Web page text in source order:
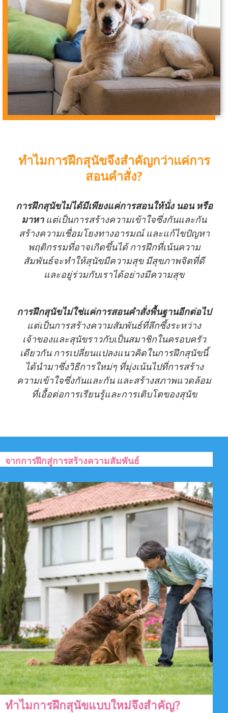
ทำไมการฝึกสุนัขจึงสำคัญกว่าแค่การ
สอนคำสั่ง?
การฝึกสุนัขไม่ได้มีเพียงแค่การสอนให้นั่ง นอน หรือ
มาหาแต่เป็นการสร้างความเข้าใจซึ่งกันและกัน
สร้างความเชื่อมโยงทางอารมณ์ และแก้ไขปัญหา
พฤติกรรมที่อาจเกิดขึ้นได้ การฝึกที่เน้นความ
สัมพันธ์จะทำให้สุนัขมีความสุข มีสุขภาพจิตที่ดี
และอยู่ร่วมกับเราได้อย่างมีความสุข
การฝึกสุนัขไม่ใช่แค่การสอนคำสั่งพื้นฐานอีกต่อไป
แต่เป็นการสร้างความสัมพันธ์ที่ลึกซึ้งระหว่าง
เจ้าของและสุนัขราวกับเป็นสมาชิกในครอบครัว
เดียวกัน การเปลี่ยนแปลงแนวคิดในการฝึกสุนัขนี้
ได้นำมาซึ่งวิธีการใหม่ๆ ที่มุ่งเน้นไปที่การสร้าง
ความเข้าใจซึ่งกันและกัน และสร้างสภาพแวดล้อม
ที่เอื้อต่อการเรียนรู้และการเติบโตของสุนัข
จากการฝึกสู่การสร้างความสัมพันธ์
ทำไมการฝึกสุนัขแบบใหม่จึงสำคัญ?